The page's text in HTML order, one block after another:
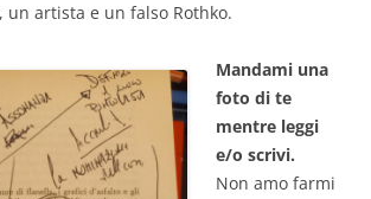
un artista e un falso Rothko.
Mandami una
foto di te
mentre leggi
e/o scrivi.
Non amo farmi